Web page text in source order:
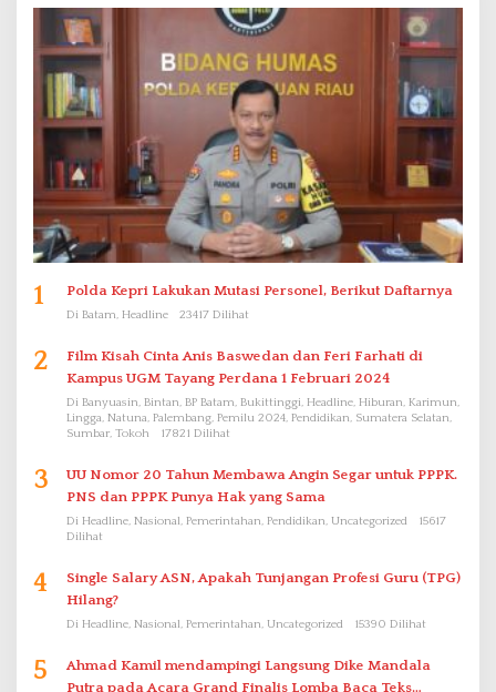
1 Polda Kepri Lakukan Mutasi Personel, Berikut Daftarnya
Di Batam, Headline 23417 Dilihat
2
Film Kisah Cinta Anis Baswedan dan Feri Farhati di
Kampus UGM Tayang Perdana 1 Februari 2024
Di Banyuasin, Bintan, BP Batam, Bukittinggi, Headline, Hiburan, Karimun,
Lingga, Natuna, Palembang, Pemilu 2024, Pendidikan, Sumatera Selatan,
Sumbar, Tokoh
17821 Dilihat
3
UU Nomor 20 Tahun Membawa Angin Segar untuk PPPK.
PNS dan PPPK Punya Hak yang Sama
Di Headline, Nasional, Pemerintahan, Pendidikan, Uncategorized
15617
Dilihat
4
Single Salary ASN, Apakah Tunjangan Profesi Guru (TPG)
Hilang?
Di Headline, Nasional, Pemerintahan, Uncategorized 15390 Dilihat
5
Ahmad Kamil mendampingi Langsung Dike Mandala
Putra pada Acara Grand Finalis Lomba Baca Teks